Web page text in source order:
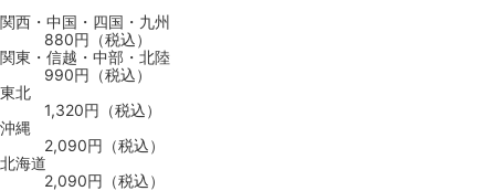
関西・中国・四国・九州
880円（税込）
関東・信越・中部・北陸
990円（税込）
東北
1,320円（税込）
沖縄
2,090円（税込）
北海道
2,090円（税込）